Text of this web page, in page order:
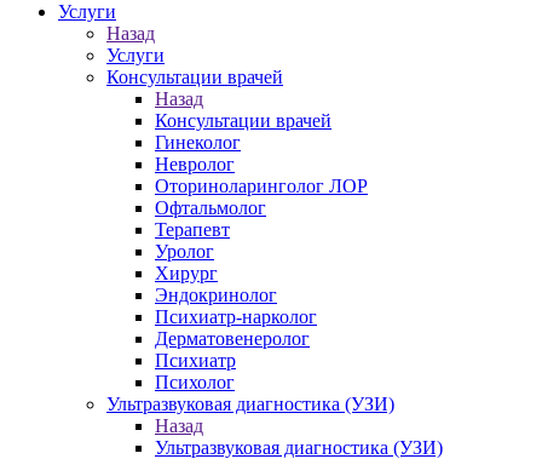
Услуги
Назад
Услуги
Консультации врачей
Назад
Консультации врачей
Гинеколог
Невролог
Оториноларинголог ЛОР
Офтальмолог
Терапевт
Уролог
Хирург
Эндокринолог
Психиатр-нарколог
Дерматовенеролог
Психиатр
Психолог
Ультразвуковая диагностика (УЗИ)
Назад
Ультразвуковая диагностика (УЗИ)